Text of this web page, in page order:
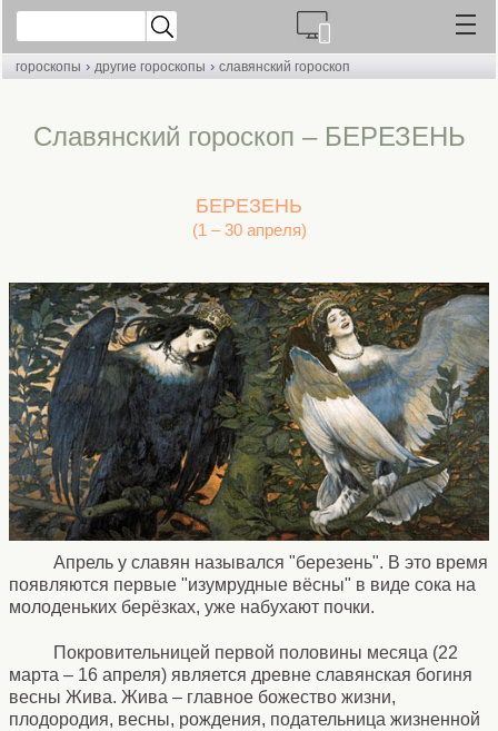
гороскопы › другие гороскопы › славянский гороскоп
Славянский гороскоп – БЕРЕЗЕНЬ
БЕРЕЗЕНЬ
(1 – 30 апреля)
Апрель у славян назывался "березень". В это время
появляются первые "изумрудные вёсны" в виде сока на
молоденьких берёзках, уже набухают почки.
Покровительницей первой половины месяца (22
марта – 16 апреля) является древне славянская богиня
весны Жива. Жива – главное божество жизни,
плодородия, весны, рождения, подательница жизненной